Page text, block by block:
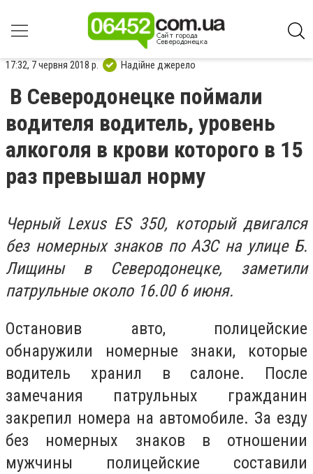
17:32, 7 червня 2018 р. Надійне джерело
В Северодонецке поймали
водителя водитель, уровень
алкоголя в крови которого в 15
раз превышал норму
Черный Lexus ES 350, который двигался
без номерных знаков по АЗС на улице Б.
Лищины в Северодонецке, заметили
патрульные около 16.00 6 июня.
Остановив авто, полицейские
обнаружили номерные знаки, которые
водитель хранил в салоне. После
замечания патрульных гражданин
закрепил номера на автомобиле. За езду
без номерных знаков в отношении
мужчины полицейские составили